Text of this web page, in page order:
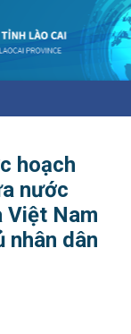
hoạch
nước
Việt Nam
nhân dân